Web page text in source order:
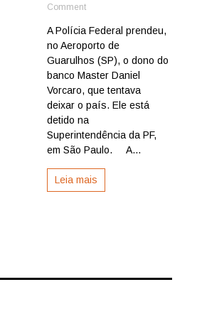
Commenton
Vorcaro,
dono
do
Banco
é
preso
pela
PF
em
A Polícia Federal prendeu,
no Aeroporto de
Guarulhos (SP), o dono do
banco Master Daniel
Vorcaro, que tentava
deixar o país. Ele está
detido na
Superintendência da PF,
em São Paulo. A...
Leia mais